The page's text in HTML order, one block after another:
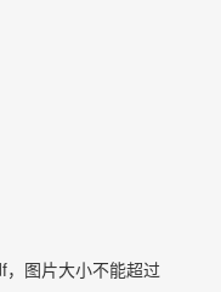
图片大小不能超过